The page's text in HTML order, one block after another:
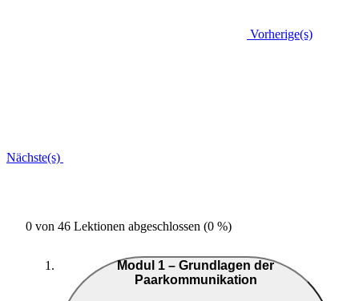
Vorherige(s)
Nächste(s)
0 von 46 Lektionen abgeschlossen (0 %)
Modul 1 – Grundlagen der
Paarkommunikation